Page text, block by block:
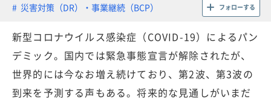
災害対策（DR）・事業継続（BCP） フォローする
新型コロナウイルス感染症（COVID-19）によるパン
デミック。国内では緊急事態宣言が解除されたが、
世界的には今なお増え続けており、第2波、第3波の
到来を予測する声もある。将来的な見通しがいまだ